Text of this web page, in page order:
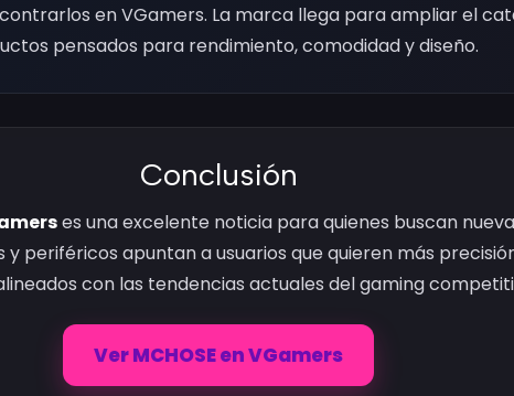
en VGamers. La marca llega para ampliar el
pensados para rendimiento, comodidad y diseño.
Conclusión
es una excelente noticia para quienes buscan
y periféricos apuntan a usuarios que quieren más
con las tendencias actuales del gaming
Ver MCHOSE en VGamers